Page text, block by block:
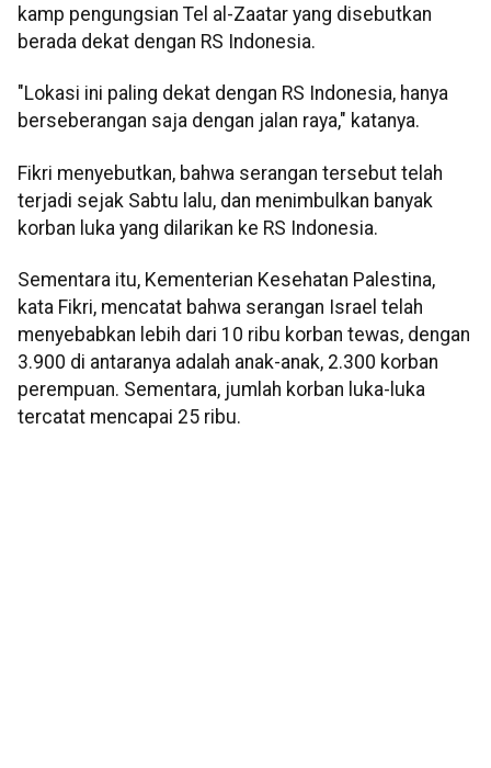
kamp pengungsian Tel al-Zaatar yang disebutkan
berada dekat dengan RS Indonesia.
"Lokasi ini paling dekat dengan RS Indonesia, hanya
berseberangan saja dengan jalan raya," katanya.
Fikri menyebutkan, bahwa serangan tersebut telah
terjadi sejak Sabtu lalu, dan menimbulkan banyak
korban luka yang dilarikan ke RS Indonesia.
Sementara itu, Kementerian Kesehatan Palestina,
kata Fikri, mencatat bahwa serangan Israel telah
menyebabkan lebih dari 10 ribu korban tewas, dengan
3.900 di antaranya adalah anak-anak, 2.300 korban
perempuan. Sementara, jumlah korban luka-luka
tercatat mencapai 25 ribu.